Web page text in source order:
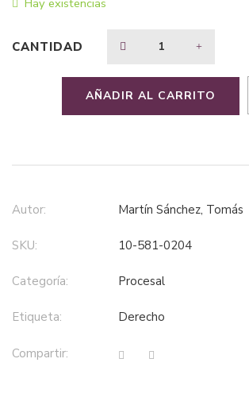
$64,99.
Hay existencias
CANTIDAD
AÑADIR AL CARRITO
Autor: Martín Sánchez, Tomás
SKU: 10-581-0204
Categoría: procesal
Etiqueta: derecho
Compartir: